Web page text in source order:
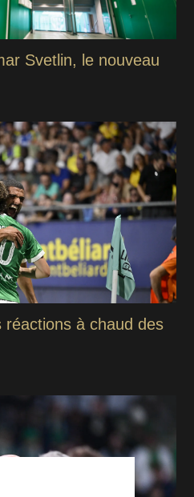
Svetlin, le nouveau
réactions à chaud des